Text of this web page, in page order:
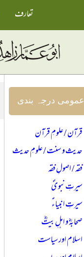
تعارف
عمومی درجہ بندی
قرآن / علومِ قرآن
حدیث و سنت / علومِ حدیث
فقہ / اصولِ فقہ
سیرتِ نبویؐ
سیرتِ انبیاءؑ
صحابہؓ و اہلِ بیتؓ
اسلام اور سیاست